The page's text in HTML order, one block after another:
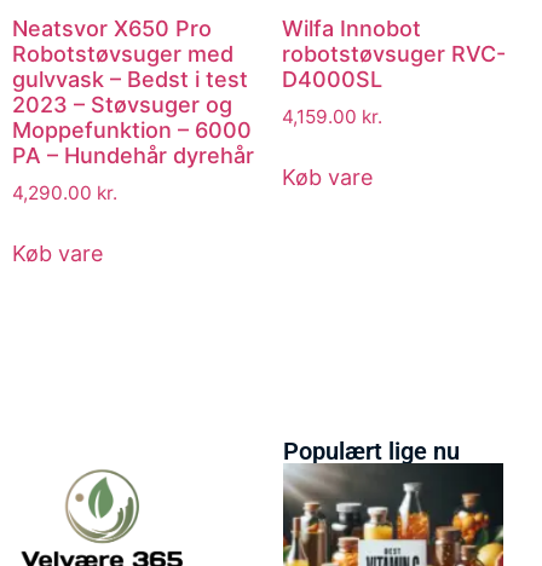
Neatsvor X650 Pro
Robotstøvsuger med
gulvvask – Bedst i test
2023 – Støvsuger og
Moppefunktion – 6000
PA – Hundehår dyrehår
4,290.00 kr.
Køb vare
Wilfa Innobot
robotstøvsuger RVC-
D4000SL
4,159.00 kr.
Køb vare
Populært lige nu